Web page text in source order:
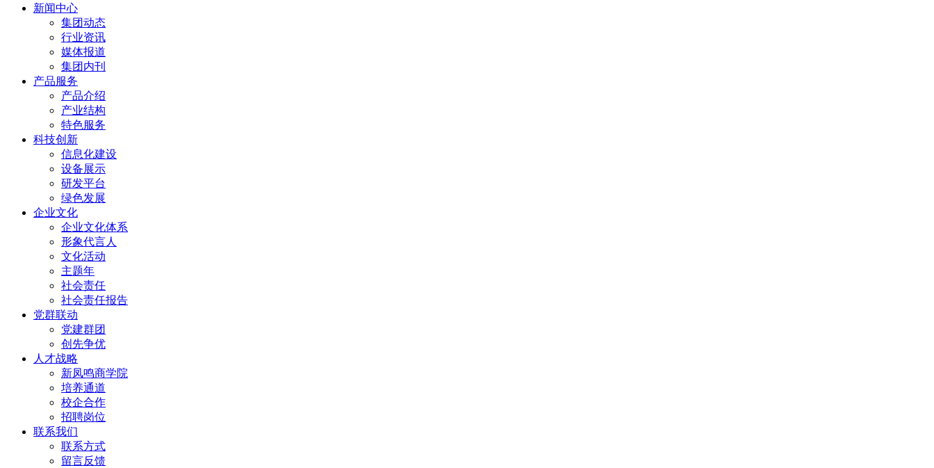
新闻中心
集团动态
行业资讯
媒体报道
集团内刊
产品服务
产品介绍
产业结构
特色服务
科技创新
信息化建设
设备展示
研发平台
绿色发展
企业文化
企业文化体系
形象代言人
文化活动
主题年
社会责任
社会责任报告
党群联动
党建群团
创先争优
人才战略
新凤鸣商学院
培养通道
校企合作
招聘岗位
联系我们
联系方式
留言反馈